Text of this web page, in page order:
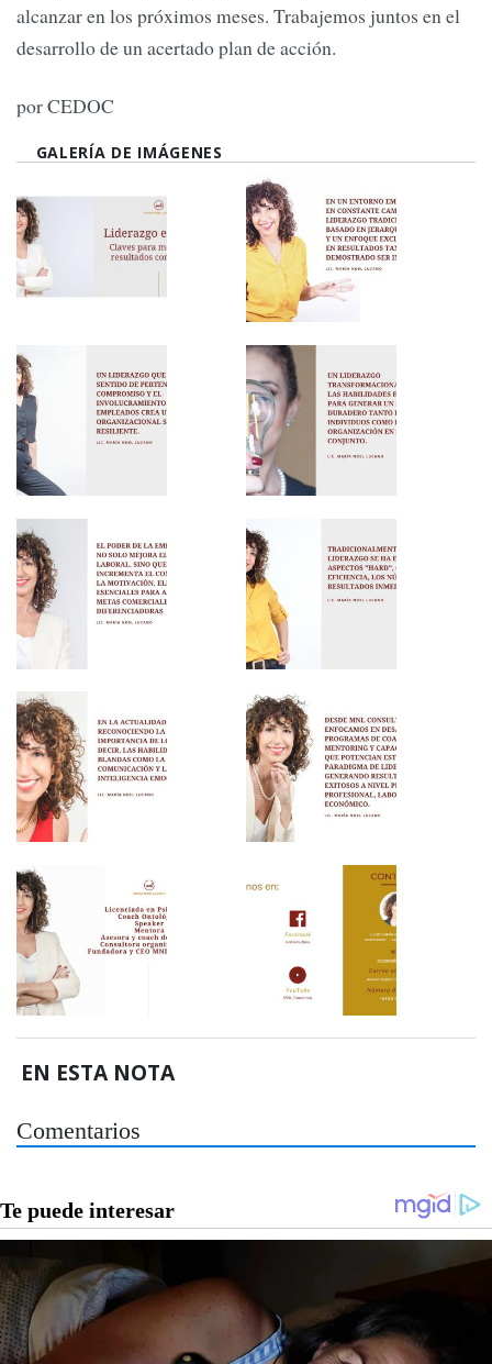
alcanzar en los próximos meses. Trabajemos juntos en el
desarrollo de un acertado plan de acción.
por CEDOC
GALERÍA DE IMÁGENES
EN ESTA NOTA
Comentarios